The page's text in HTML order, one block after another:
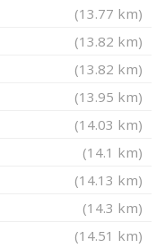
(13.77 km)
(13.82 km)
(13.82 km)
(13.95 km)
(14.03 km)
(14.1 km)
(14.13 km)
(14.3 km)
(14.51 km)